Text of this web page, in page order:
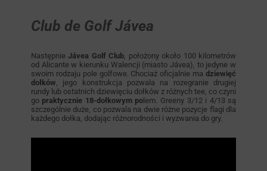
Club de Golf Jávea
NastępnieJávea Golf Club, położony około 100 kilometrów
od Alicante w kierunku Walencji (miasto Jávea), to jedyne w
swoim rodzaju pole golfowe. Chociaż oficjalnie madziewięć
dołków, jego konstrukcja pozwala na rozegranie drugiej
rundy lub ostatnich dziewięciu dołków z różnych tee, co czyni
go praktycznie 18-dołkowym po lem. Greeny 3/12 i 4/13 są
szczególnie duże, co pozwala na dwie różne pozycje flagi dla
każdego dołka, dodając różnorodności i wyzwania do gry.